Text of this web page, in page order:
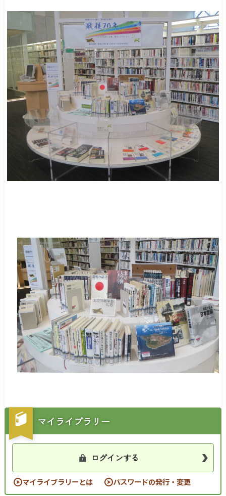
マイライブラリー
ログインする
マイライブラリーとは パスワードの発行・変更